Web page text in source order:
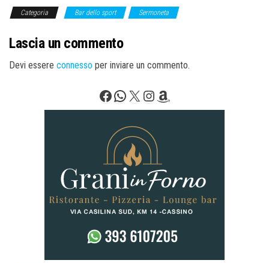
Categoria Bar dello sport Sermoneta
Lascia un commento
Devi essere connesso per inviare un commento.
Facebook
WhatsApp
X Instagram
Amazon